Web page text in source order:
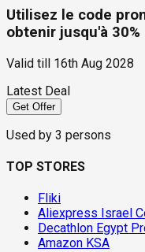
Utilisez le code
obtenir jusqu'à
Valid till 16th Aug 2028
Latest Deal
Get Offer
Used by 3 persons
TOP STORES
Fliki
Aliexpress Israel
Decathlon Egypt
Amazon KSA